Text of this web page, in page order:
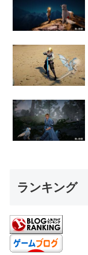
ランキング